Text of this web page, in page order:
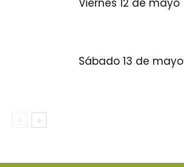
Viernes 12 de mayo
Sábado 13 de mayo